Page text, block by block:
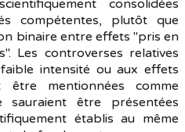
consolidées
compétentes, plutôt que
binaire entre effets "pris en
Les controverses relatives
intensité ou aux effets
être mentionnées comme
sauraient être présentées
établis au même